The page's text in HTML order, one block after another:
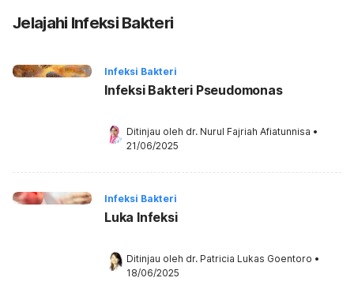
Jelajahi Infeksi Bakteri
Infeksi Bakteri
Infeksi Bakteri Pseudomonas
Ditinjau oleh dr. Nurul Fajriah Afiatunnisa •
21/06/2025
Infeksi Bakteri
Luka Infeksi
Ditinjau oleh dr. Patricia Lukas Goentoro •
18/06/2025